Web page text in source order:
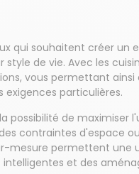
qui souhaitent créer un
de vie. Avec les
vous permettant ainsi
particulières.
possibilité de maximiser
contraintes d'espace
mesure permettent une
et des